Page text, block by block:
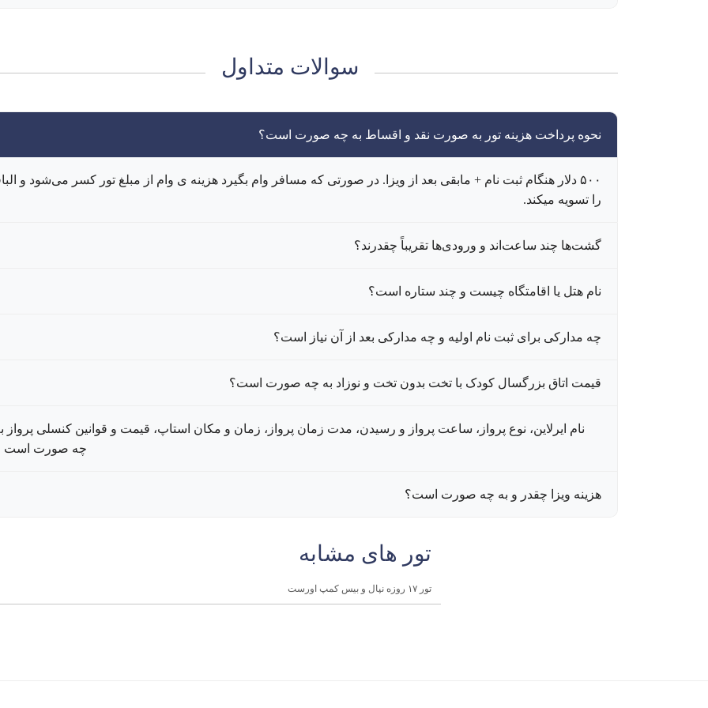
سوالات متداول
نحوه پرداخت هزینه تور به صورت نقد و اقساط به چه صورت است؟
۵۰۰ دلار هنگام ثبت نام + مابقی بعد از ویزا. در صورتی که مسافر وام بگیرد هزینه ی وام از مبلغ تور کسر می‌شود و
را تسویه میکند.
گشت‌ها چند ساعت‌اند و ورودی‌ها تقریباً چقدرند؟
نام هتل یا اقامتگاه چیست و چند ستاره است؟
چه مدارکی برای ثبت نام اولیه و چه مدارکی بعد از آن نیاز است؟
قیمت اتاق بزرگسال کودک با تخت بدون تخت و نوزاد به چه صورت است؟
نام ایرلاین، نوع پرواز، ساعت پرواز و رسیدن، مدت زمان پرواز، زمان و مکان استاپ، قیمت و قوانین کنسلی پرواز
چه صورت است
هزینه ویزا چقدر و به چه صورت است؟
تور های مشابه
تور ۱۷ روزه نپال و بیس کمپ اورست